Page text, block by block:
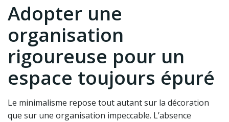
Adopter une
organisation
rigoureuse pour un
espace toujours épuré
Le minimalisme repose tout autant sur la décoration
que sur une organisation impeccable. L’absence